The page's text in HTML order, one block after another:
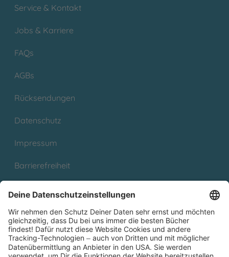
Service & Kontakt
Jobs & Karriere
FAQs
AGBs
Rücksendungen
Datenschutz
Impressum
Barrierefreiheit
Partnerprogramm (Affiliate)
Folge uns auf